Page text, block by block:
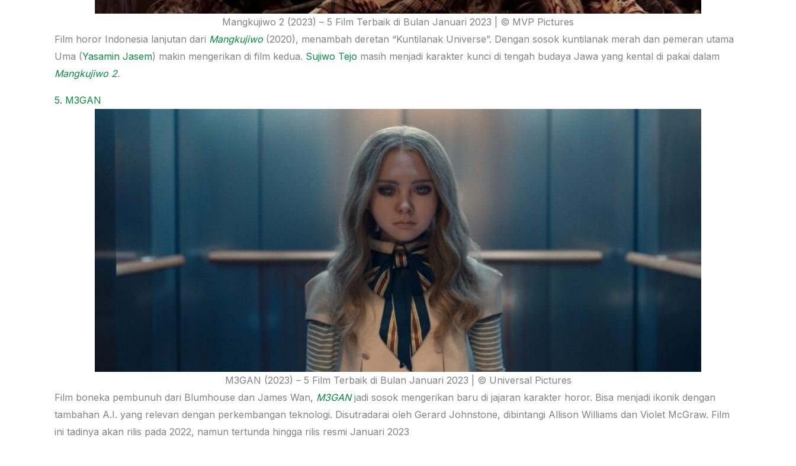
Mangkujiwo 2 (2023) – 5 Film Terbaik di Bulan Januari 2023 | © MVP Pictures
Film horor Indonesia lanjutan dari Mangkujiwo (2020), menambah deretan “Kuntilanak Universe”. Dengan sosok kuntilanak merah dan pemeran utama
Uma (Yasamin Jasem) makin mengerikan di film kedua. Sujiwo Tejo masih menjadi karakter kunci di tengah budaya Jawa yang kental di pakai dalam
Mangkujiwo 2.
5. M3GAN
M3GAN (2023) – 5 Film Terbaik di Bulan Januari 2023 | © Universal Pictures
Film boneka pembunuh dari Blumhouse dan James Wan, M3GANjadi sosok mengerikan baru di jajaran karakter horor. Bisa menjadi ikonik dengan
tambahan A.I. yang relevan dengan perkembangan teknologi. Disutradarai oleh Gerard Johnstone, dibintangi Allison Williams dan Violet McGraw. Film
ini tadinya akan rilis pada 2022, namun tertunda hingga rilis resmi Januari 2023